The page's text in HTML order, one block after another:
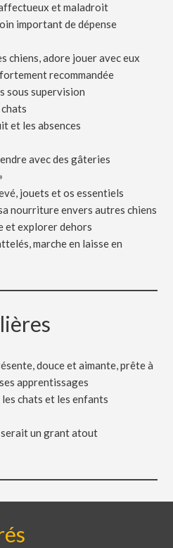
et maladroit
important de dépense
chiens, adore jouer avec eux
recommandée
sous supervision
et les absences
avec des gâteries
jouets et os essentiels
nourriture envers autres chiens
et explorer dehors
marche en laisse en
douce et aimante, prête à
apprentissages
chats et les enfants
serait un grant atout